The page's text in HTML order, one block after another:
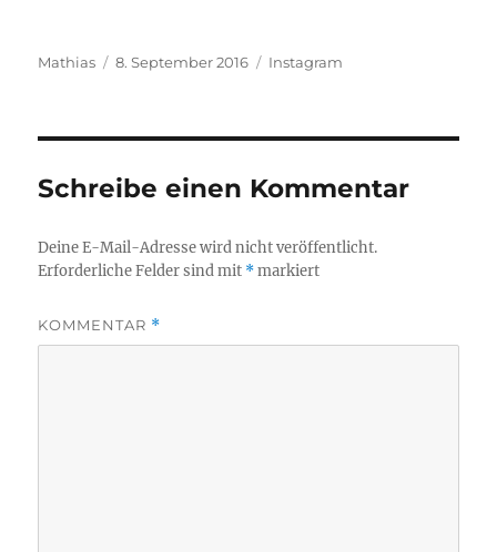
Autor
Mathias
Veröffentlicht
8. September 2016 Kategorien
Instagram
Schreibe einen Kommentar
Deine E-Mail-Adresse wird nicht veröffentlicht.
Erforderliche Felder sind mit *markiert
KOMMENTAR *